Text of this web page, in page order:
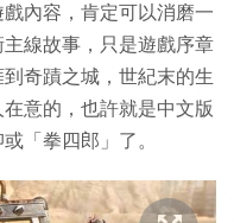
內容，肯定可以消磨一
線故事，只是遊戲序章
奇蹟之城，世紀末的生
意的，也許就是中文版
「拳四郎」了。